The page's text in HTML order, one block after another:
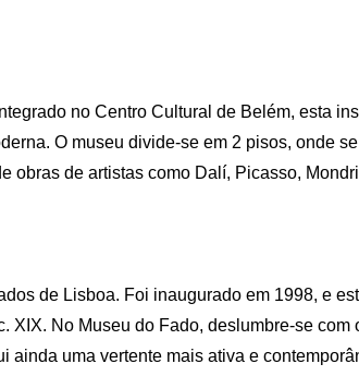
Espanhol Alemão Francês Italiano
no Centro Cultural de Belém, esta
O museu divide-se em 2 pisos, onde
de artistas como Dalí, Picasso,
de Lisboa. Foi inaugurado em 1998, e
XIX. No Museu do Fado, deslumbre-se com
uma vertente mais ativa e